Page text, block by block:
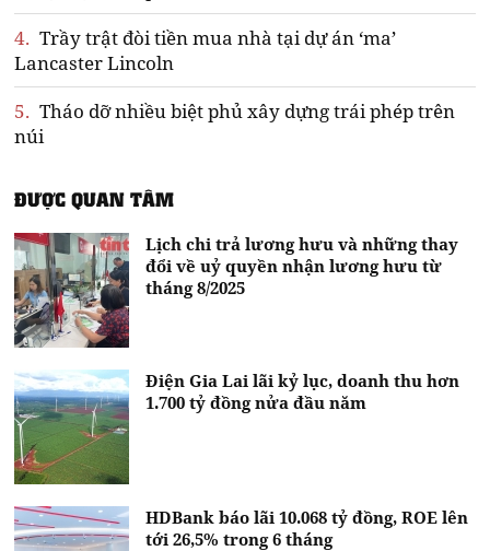
4. Trầy trật đòi tiền mua nhà tại dự án ‘ma’
Lancaster Lincoln
5. Tháo dỡ nhiều biệt phủ xây dựng trái phép trên
núi
ĐƯỢC QUAN TÂM
Lịch chi trả lương hưu và những thay
đổi về uỷ quyền nhận lương hưu từ
tháng 8/2025
Điện Gia Lai lãi kỷ lục, doanh thu hơn
1.700 tỷ đồng nửa đầu năm
HDBank báo lãi 10.068 tỷ đồng, ROE lên
tới 26,5% trong 6 tháng